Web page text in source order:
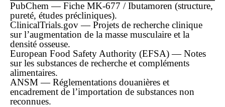
PubChem — Fiche MK-677 / Ibutamoren (structure,
pureté, études précliniques).
ClinicalTrials.gov — Projets de recherche clinique
sur l’augmentation de la masse musculaire et la
densité osseuse.
European Food Safety Authority (EFSA) — Notes
sur les substances de recherche et compléments
alimentaires.
ANSM — Réglementations douanières et
encadrement de l’importation de substances non
reconnues.